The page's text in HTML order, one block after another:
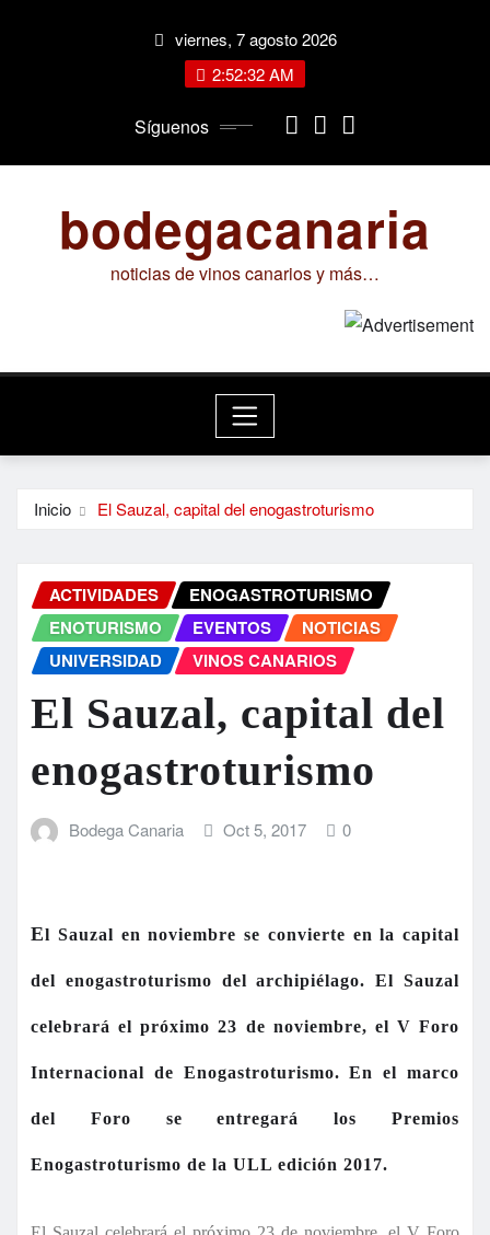
viernes, 7 agosto 2026
2:52:33 AM
Síguenos
bodegacanaria
noticias de vinos canarios y más…
Inicio El Sauzal, capital del enogastroturismo
ACTIVIDADES
ENOGASTROTURISMO
ENOTURISMO
EVENTOS
NOTICIAS
UNIVERSIDAD
VINOS CANARIOS
El Sauzal, capital del
enogastroturismo
Bodega Canaria Oct 5, 2017 0
El Sauzal en noviembre se convierte en la capital
del enogastroturismo del archipiélago.El Sauzal
celebrará el próximo 23 de noviembre, el V Foro
Internacional de Enogastroturismo.En el marco
del Foro se entregará los Premios
Enogastroturismo de la ULL edición 2017.